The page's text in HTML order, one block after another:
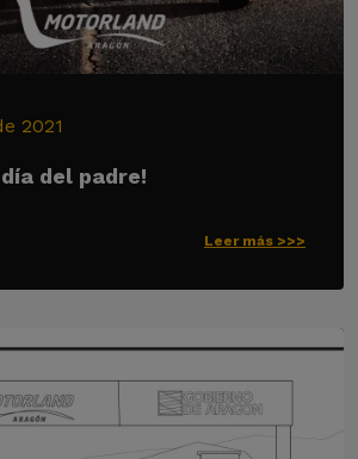
2021
del padre!
Leer más >>>